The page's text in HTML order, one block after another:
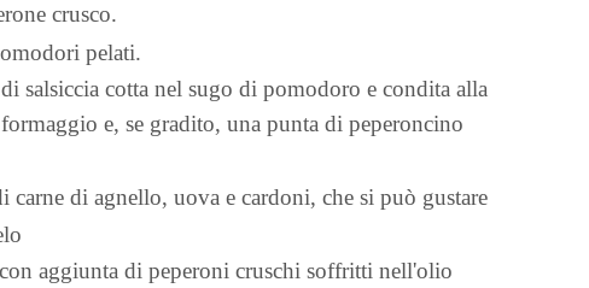
crusco.
pelati.
salsiccia cotta nel sugo di pomodoro e condita alla
e, se gradito, una punta di peperoncino
di agnello, uova e cardoni, che si può gustare
aggiunta di peperoni cruschi soffritti nell'olio